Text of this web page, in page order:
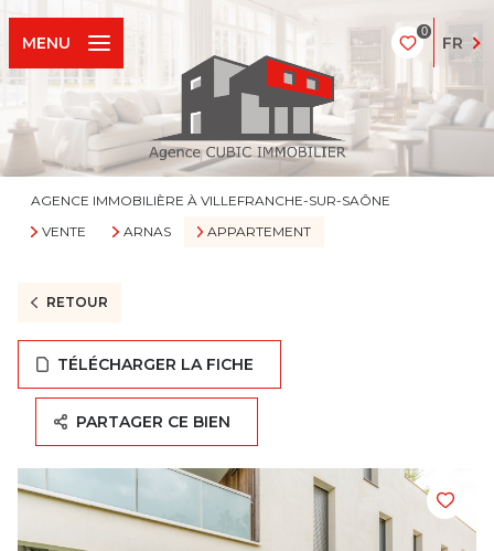
0
FR
MENU
AGENCE IMMOBILIÈRE À VILLEFRANCHE-SUR-SAÔNE
VENTE
ARNAS APPARTEMENT
RETOUR
TÉLÉCHARGER LA FICHE
PARTAGER CE BIEN